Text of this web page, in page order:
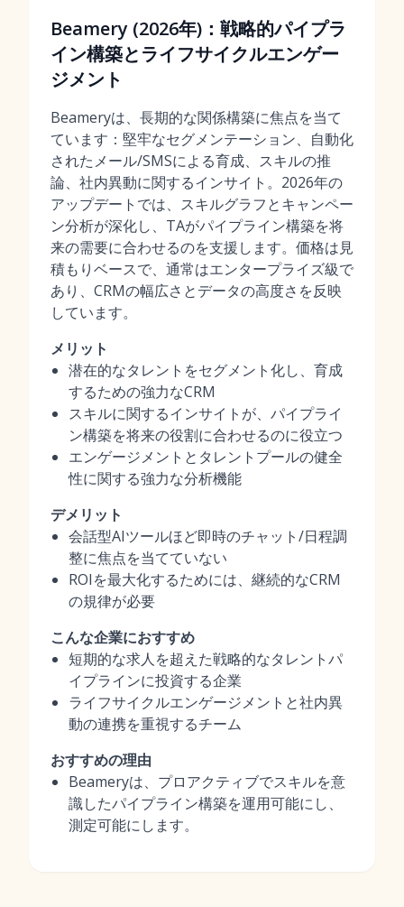
Beamery (2026年)：戦略的パイプラ
イン構築とライフサイクルエンゲー
ジメント
Beameryは、長期的な関係構築に焦点を当て
ています：堅牢なセグメンテーション、自動化
されたメール/SMSによる育成、スキルの推
論、社内異動に関するインサイト。2026年の
アップデートでは、スキルグラフとキャンペー
ン分析が深化し、TAがパイプライン構築を将
来の需要に合わせるのを支援します。価格は見
積もりベースで、通常はエンタープライズ級で
あり、CRMの幅広さとデータの高度さを反映
しています。
メリット
潜在的なタレントをセグメント化し、育成
するための強力なCRM
スキルに関するインサイトが、パイプライ
ン構築を将来の役割に合わせるのに役立つ
エンゲージメントとタレントプールの健全
性に関する強力な分析機能
デメリット
会話型AIツールほど即時のチャット/日程調
整に焦点を当てていない
ROIを最大化するためには、継続的なCRM
の規律が必要
こんな企業におすすめ
短期的な求人を超えた戦略的なタレントパ
イプラインに投資する企業
ライフサイクルエンゲージメントと社内異
動の連携を重視するチーム
おすすめの理由
Beameryは、プロアクティブでスキルを意
識したパイプライン構築を運用可能にし、
測定可能にします。